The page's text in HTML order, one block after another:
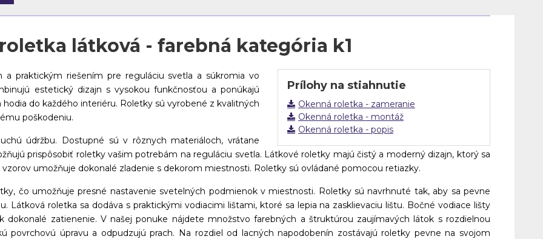
látková - farebná kategória k1
Prílohy na stiahnutie
Okenná roletka - zameranie
Okenná roletka - montáž
Okenná roletka - popis
praktickým riešením pre reguláciu svetla a súkromia vo
estetický dizajn s vysokou funkčnosťou a ponúkajú
do každého interiéru. Roletky sú vyrobené z kvalitných
poškodeniu.
údržbu. Dostupné sú v rôznych materiáloch, vrátane
prispôsobiť roletky vašim potrebám na reguláciu svetla. Látkové roletky majú čistý a moderný dizajn, ktorý sa
umožňuje dokonalé zladenie s dekorom miestnosti. Roletky sú ovládané pomocou retiazky.
čo umožňuje presné nastavenie svetelných podmienok v miestnosti. Roletky sú navrhnuté tak, aby sa pevne
Látková roletka sa dodáva s praktickými vodiacimi lištami, ktoré sa lepia na zasklievaciu lištu. Bočné vodiace lišty
zatienenie. V našej ponuke nájdete množstvo farebných a štruktúrou zaujímavých látok s rozdielnou
povrchovú úpravu a odpudzujú prach. Na rozdiel od lacných napodobenín zostávajú roletky pevne na svojom